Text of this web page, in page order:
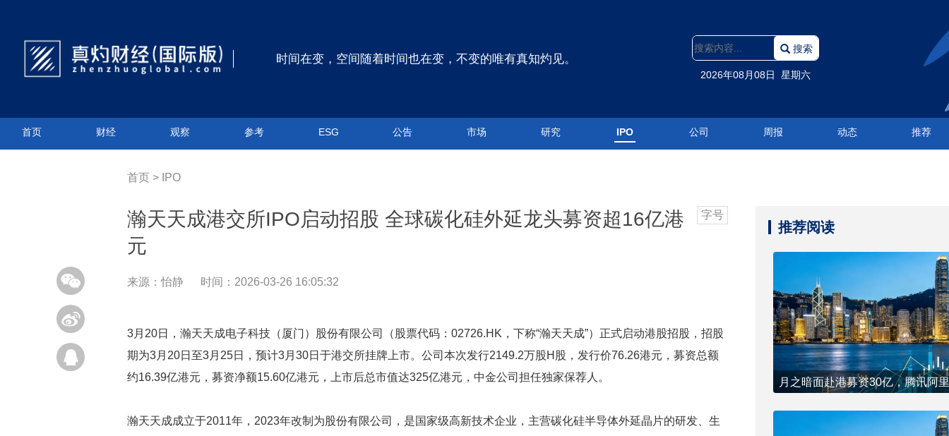
时间在变，空间随着时间也在变，不变的唯有真知灼见。
搜索
2026年08月08日 星期六
首页 财经 观察 参考 ESG 公告 市场 研究 IPO 公司 周报 动态 推荐
首页 > IPO
瀚天天成港交所IPO启动招股 全球碳化硅外延龙头募资超16亿港
元
来源：怡静 时间：2026-03-26 16:05:32
字号
3月20日，瀚天天成电子科技（厦门）股份有限公司（股票代码：02726.HK，下称“瀚天天成”）正式启动港股招股，招股
期为3月20日至3月25日，预计3月30日于港交所挂牌上市。公司本次发行2149.2万股H股，发行价76.26港元，募资总额
约16.39亿港元，募资净额15.60亿港元，上市后总市值达325亿港元，中金公司担任独家保荐人。
瀚天天成成立于2011年，2023年改制为股份有限公司，是国家级高新技术企业，主营碳化硅半导体外延晶片的研发、生
推荐阅读